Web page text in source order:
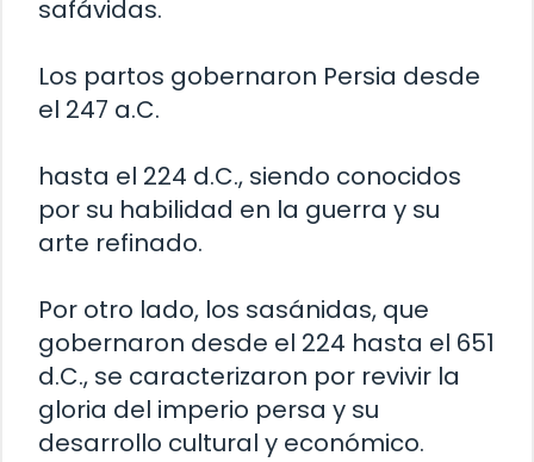
safávidas.
Los partos gobernaron Persia desde
el 247 a.C.
hasta el 224 d.C., siendo conocidos
por su habilidad en la guerra y su
arte refinado.
Por otro lado, los sasánidas, que
gobernaron desde el 224 hasta el 651
d.C., se caracterizaron por revivir la
gloria del imperio persa y su
desarrollo cultural y económico.